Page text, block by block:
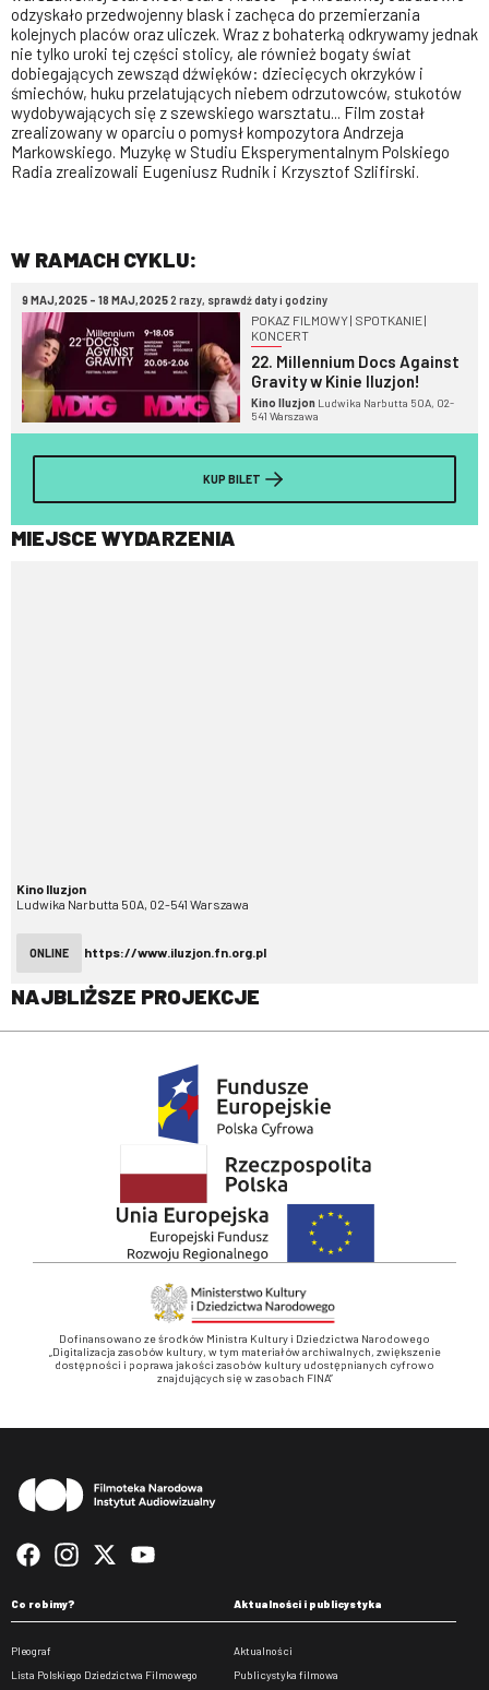
odzyskało przedwojenny blask i zachęca do przemierzania
kolejnych placów oraz uliczek. Wraz z bohaterką odkrywamy jednak
nie tylko uroki tej części stolicy, ale również bogaty świat
dobiegających zewsząd dźwięków: dziecięcych okrzyków i
śmiechów, huku przelatujących niebem odrzutowców, stukotów
wydobywających się z szewskiego warsztatu... Film został
zrealizowany w oparciu o pomysł kompozytora Andrzeja
Markowskiego. Muzykę w Studiu Eksperymentalnym Polskiego
Radia zrealizowali Eugeniusz Rudnik i Krzysztof Szlifirski.
W RAMACH CYKLU:
9 MAJ,2025 - 18 MAJ,20252 razy, sprawdź daty i godziny
POKAZ FILMOWY | SPOTKANIE |
KONCERT
22. Millennium Docs Against
Gravity w Kinie Iluzjon!
Kino Iluzjon Ludwika Narbutta 50A, 02-
541 Warszawa
KUP BILET
MIEJSCE WYDARZENIA
Kino Iluzjon
Ludwika Narbutta 50A, 02-541 Warszawa
ONLINE https://www.iluzjon.fn.org.pl
NAJBLIŻSZE PROJEKCJE
Dofinansowano ze środków Ministra Kultury i Dziedzictwa Narodowego
„Digitalizacja zasobów kultury, w tym materiałów archiwalnych, zwiększenie
dostępności i poprawa jakości zasobów kultury udostępnianych cyfrowo
znajdujących się w zasobach FINA”
Co robimy?
Pleograf
Lista Polskiego Dziedzictwa Filmowego
Aktualności i publicystyka
Aktualności
Publicystyka filmowa